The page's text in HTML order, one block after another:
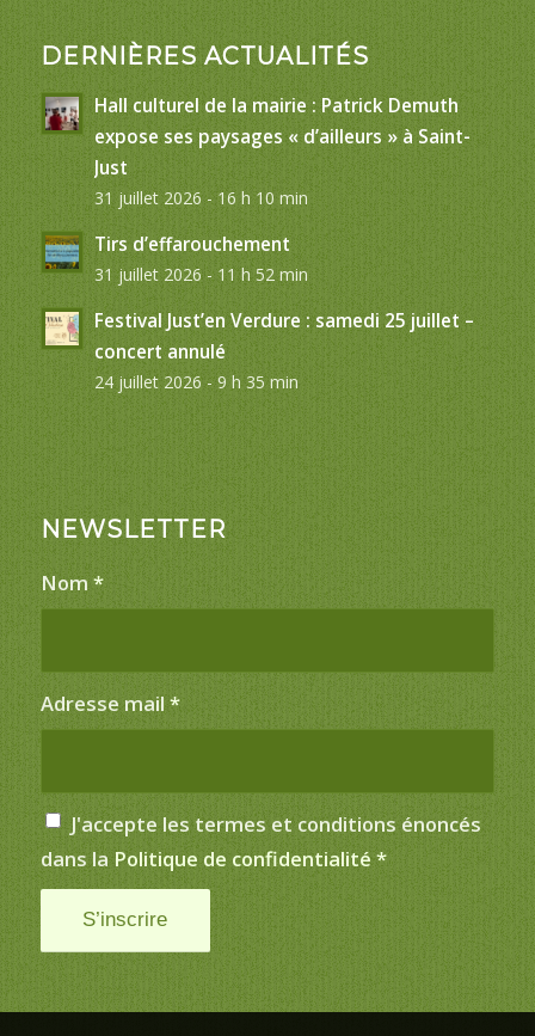
DERNIÈRES ACTUALITÉS
Hall culturel de la mairie : Patrick Demuth
expose ses paysages « d’ailleurs » à Saint-
Just
31 juillet 2026 - 16 h 10 min
Tirs d’effarouchement
31 juillet 2026 - 11 h 52 min
Festival Just’en Verdure : samedi 25 juillet –
concert annulé
24 juillet 2026 - 9 h 35 min
NEWSLETTER
Nom *
Adresse mail *
J'accepte les termes et conditions énoncés
dans la Politique de confidentialité *